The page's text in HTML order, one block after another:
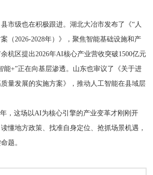
市级也在积极跟进。湖北大冶市发布了《“人
（2026-2028年）》，聚焦智能基础设施和产
杭区提出2026年AI核心产业营收突破1500亿元
能+”正在向基层渗透。山东也审议了《关于进
量发展的实施方案》，推动人工智能在县域层
，这场以AI为核心引擎的产业变革才刚刚开
懂地方政策、找准自身定位、抢抓场景机遇，
题。